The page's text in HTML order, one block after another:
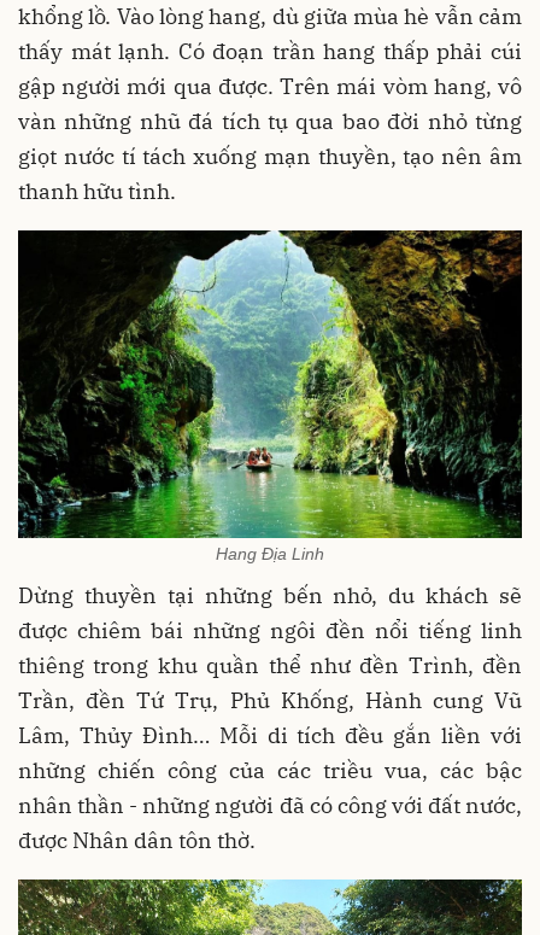
khổng lồ. Vào lòng hang, dù giữa mùa hè vẫn cảm
thấy mát lạnh. Có đoạn trần hang thấp phải cúi
gập người mới qua được. Trên mái vòm hang, vô
vàn những nhũ đá tích tụ qua bao đời nhỏ từng
giọt nước tí tách xuống mạn thuyền, tạo nên âm
thanh hữu tình.
Hang Địa Linh
Dừng thuyền tại những bến nhỏ, du khách sẽ
được chiêm bái những ngôi đền nổi tiếng linh
thiêng trong khu quần thể như đền Trình, đền
Trần, đền Tứ Trụ, Phủ Khống, Hành cung Vũ
Lâm, Thủy Đình… Mỗi di tích đều gắn liền với
những chiến công của các triều vua, các bậc
nhân thần - những người đã có công với đất nước,
được Nhân dân tôn thờ.